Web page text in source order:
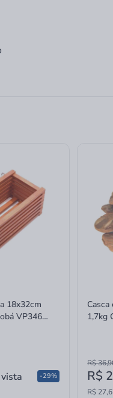
18x32cm
VP346
-29%
1,7kg
R$
R$
R$